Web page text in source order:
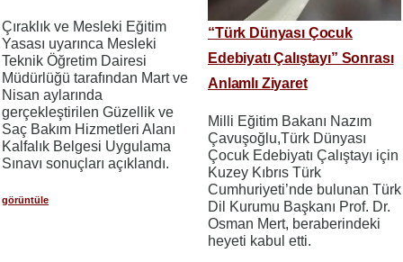
Çıraklık ve Mesleki Eğitim
Yasası uyarınca Mesleki
Teknik Öğretim Dairesi
Müdürlüğü tarafından Mart ve
Nisan aylarında
gerçekleştirilen Güzellik ve
Saç Bakım Hizmetleri Alanı
Kalfalık Belgesi Uygulama
Sınavı sonuçları açıklandı.
görüntüle
“Türk Dünyası Çocuk
Edebiyatı Çalıştayı” Sonrası
Anlamlı Ziyaret
Milli Eğitim Bakanı Nazım
Çavuşoğlu,Türk Dünyası
Çocuk Edebiyatı Çalıştayı için
Kuzey Kıbrıs Türk
Cumhuriyeti’nde bulunan Türk
Dil Kurumu Başkanı Prof. Dr.
Osman Mert, beraberindeki
heyeti kabul etti.